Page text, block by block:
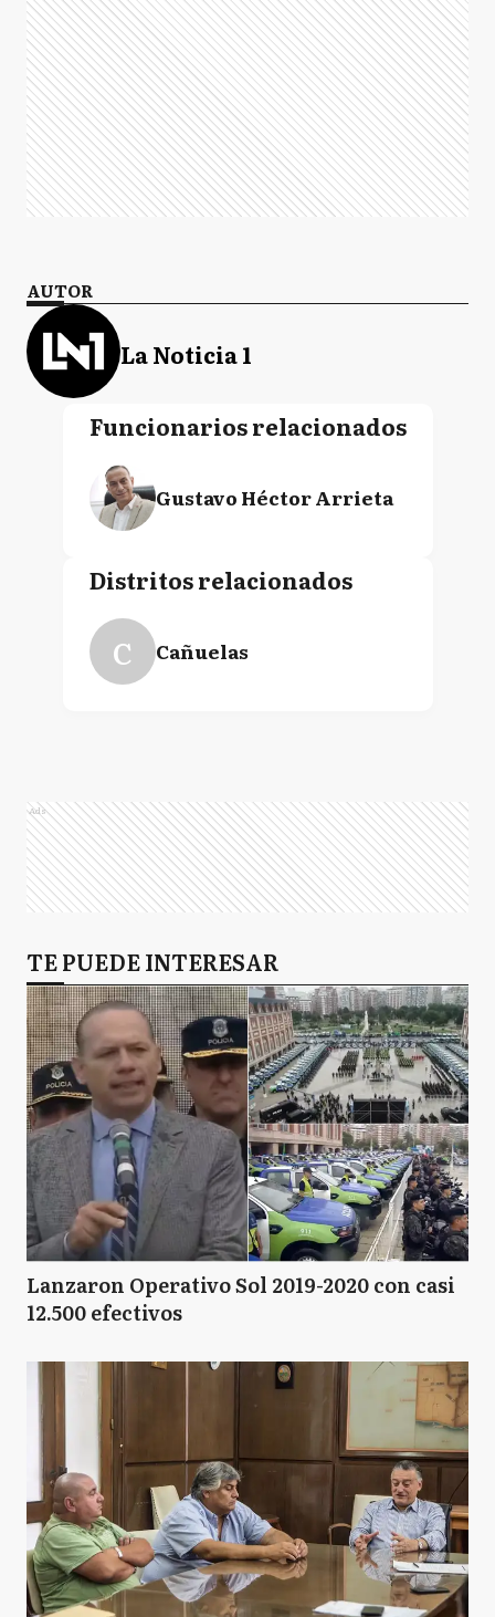
AUTOR
La Noticia 1
Funcionarios relacionados
Gustavo Héctor Arrieta
Distritos relacionados
C Cañuelas
Ads
TE PUEDE INTERESAR
Lanzaron Operativo Sol 2019-2020 con casi
12.500 efectivos